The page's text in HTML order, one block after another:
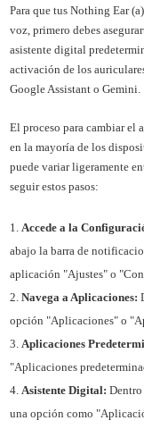
Para que tus Nothing Ear
voz, primero debes
asistente digital
activación de los
Google Assistant o Gemini.
El proceso para cambiar el
en la mayoría de los
puede variar ligeramente
seguir estos pasos:
Accede a la
abajo la barra de
aplicación "Ajustes" o
Navega a Aplicaciones:
opción "Aplicaciones" o
Aplicaciones
"Aplicaciones
Asistente Digital: Dentro
una opción como